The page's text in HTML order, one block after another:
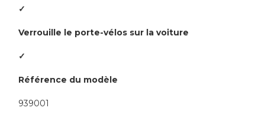
✓
Verrouille le porte-vélos sur la voiture
✓
Référence du modèle
939001